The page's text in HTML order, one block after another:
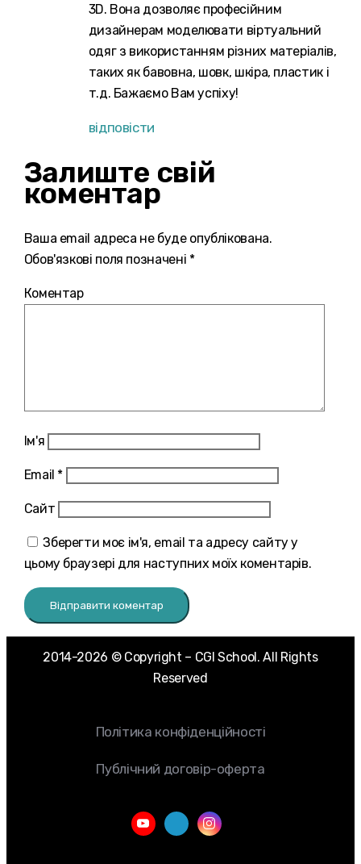
3D. Вона дозволяє професійним
дизайнерам моделювати віртуальний
одяг з використанням різних матеріалів,
таких як бавовна, шовк, шкіра, пластик і
т.д. Бажаємо Вам успіху!
відповісти
Залиште свій
коментар
Ваша email адреса не буде опублікована.
Обов'язкові поля позначені *
Коментар
Ім'я
Email *
Сайт
Зберегти моє ім'я, email та адресу сайту у
цьому браузері для наступних моїх коментарів.
2014-2026 © Copyright – CGI School. All Rights
Reserved
Політика конфіденційності
Публічний договір-оферта